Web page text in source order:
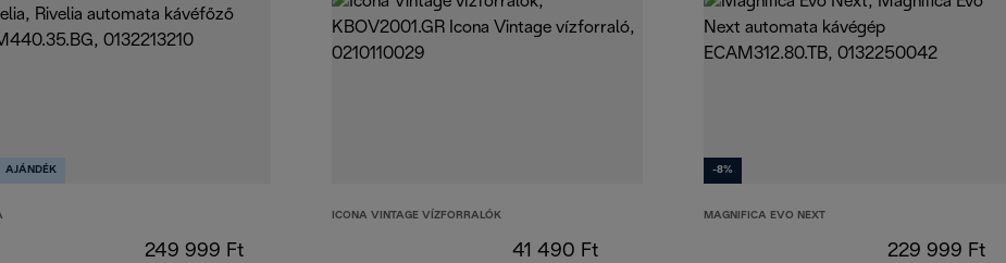
AJÁNDÉK
249 999 Ft
ICONA VINTAGE VÍZFORRALÓK
41 490 Ft
-8%
MAGNIFICA EVO NEXT
229 999 Ft